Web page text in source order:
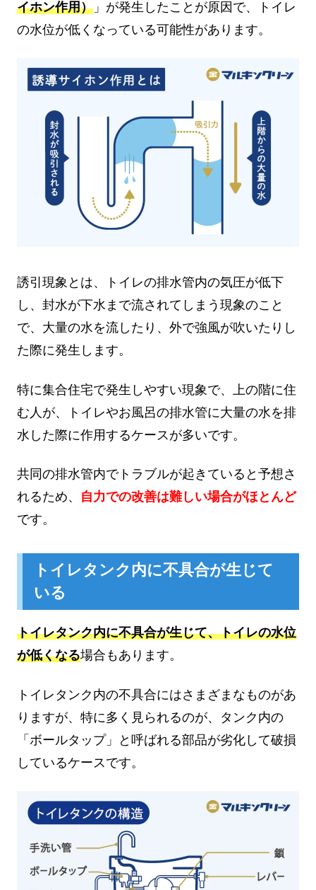
イホン作用） 」が発生したことが原因で、トイレ
の水位が低くなっている可能性があります。
誘引現象とは、トイレの排水管内の気圧が低下
し、封水が下水まで流されてしまう現象のこと
で、大量の水を流したり、外で強風が吹いたりし
た際に発生します。
特に集合住宅で発生しやすい現象で、上の階に住
む人が、トイレやお風呂の排水管に大量の水を排
水した際に作用するケースが多いです。
共同の排水管内でトラブルが起きていると予想さ
れるため、 自力での改善は難しい場合がほとんど
です。
トイレタンク内に不具合が生じて
いる
トイレタンク内に不具合が生じて、トイレの水位
が低くなる場合もあります。
トイレタンク内の不具合にはさまざまなものがあ
りますが、特に多く見られるのが、タンク内の
「ボールタップ」と呼ばれる部品が劣化して破損
しているケースです。